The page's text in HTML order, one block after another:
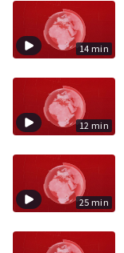
14 min
12 min
25 min